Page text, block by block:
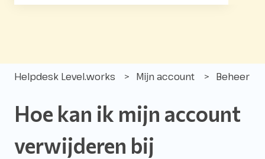
Helpdesk Level.works Mijn account Beheer
Hoe kan ik mijn account
verwijderen bij